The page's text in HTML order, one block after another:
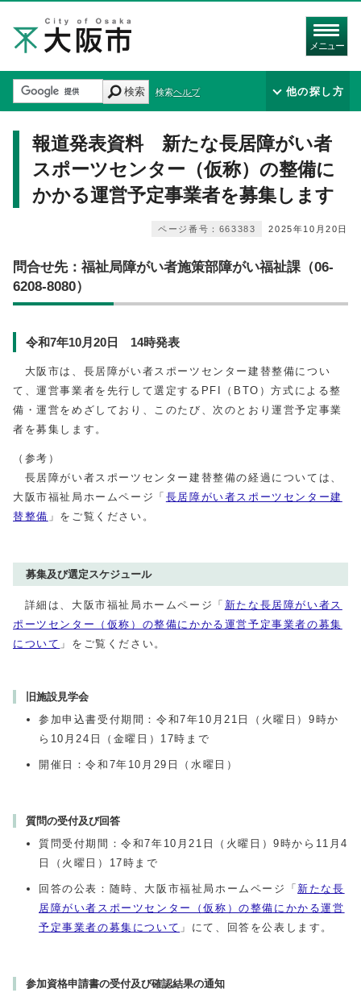
メニュー
検索 検索ヘルプ 他の探し方
報道発表資料 新たな長居障がい者
スポーツセンター（仮称）の整備に
かかる運営予定事業者を募集します
2025年10月20日
ページ番号：663383
問合せ先：福祉局障がい者施策部障がい福祉課（06-
6208-8080）
令和7年10月20日 14時発表
大阪市は、長居障がい者スポーツセンター建替整備につい
て、運営事業者を先行して選定するPFI（BTO）方式による整
備・運営をめざしており、このたび、次のとおり運営予定事業
者を募集します。
（参考）
長居障がい者スポーツセンター建替整備の経過については、
大阪市福祉局ホームページ「 長居障がい者スポーツセンター建
替整備 」をご覧ください。
募集及び選定スケジュール
詳細は、大阪市福祉局ホームページ「 新たな長居障がい者ス
ポーツセンター（仮称）の整備にかかる運営予定事業者の募集
について 」をご覧ください。
旧施設見学会
参加申込書受付期間：令和7年10月21日（火曜日）9時か
ら10月24日（金曜日）17時まで
開催日：令和7年10月29日（水曜日）
質問の受付及び回答
質問受付期間：令和7年10月21日（火曜日）9時から11月4
日（火曜日）17時まで
回答の公表：随時、大阪市福祉局ホームページ「 新たな長
居障がい者スポーツセンター（仮称）の整備にかかる運営
予定事業者の募集について 」にて、回答を公表します。
参加資格申請書の受付及び確認結果の通知